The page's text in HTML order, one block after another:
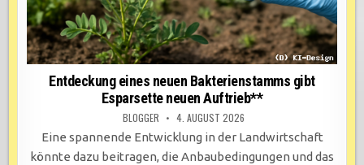
Entdeckung eines neuen Bakterienstamms gibt
Esparsette neuen Auftrieb**
BLOGGER
4. AUGUST 2026
Eine spannende Entwicklung in der Landwirtschaft
könnte dazu beitragen, die Anbaubedingungen und das